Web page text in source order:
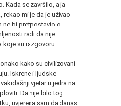
Kada se završilo, a ja
rekao mi je da je uživao
ne bi pretpostavio o
radi da nije
koje su razgovoru
kako su civilizovani
Iskrene i ljudske
vjetar u jedra na
Da nije bilo tog
uvjerena sam da danas